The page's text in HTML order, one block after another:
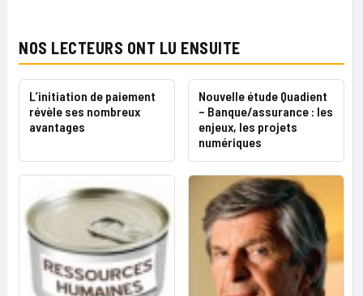
NOS LECTEURS ONT LU ENSUITE
L’initiation de paiement
révèle ses nombreux
avantages
Nouvelle étude Quadient
– Banque/assurance : les
enjeux, les projets
numériques